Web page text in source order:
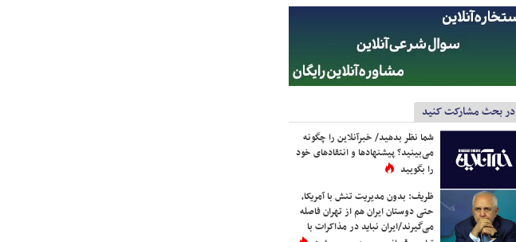
در بحث مشارکت کنید
شما نظر بدهید/ خبرآنلاین را چگونه
می‌بینید؟ پیشنهادها و انتقادهای خود
را بگویید
ظریف: بدون مدیریت تنش با آمریکا،
حتی دوستان ایران هم از تهران فاصله
می‌گیرند/ایران نباید در مذاکرات با